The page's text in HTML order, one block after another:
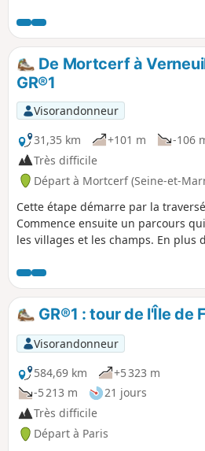
d'Argentières que traverse l'Yerres.
De Mortcerf à
GR®1
Visorandonneur
31,35 km
+101 m -106
Très difficile
Départ à Mortcerf (Seine-et-
Cette étape démarre par la
Commence ensuite un parcours
les villages et les champs. En plus
culturel et patrimonial avec
Comte, le Château de la
l'ancienne ligne de chemin de fer
Verneuil-l'Étang.
GR®1 : tour de l'Île de
Visorandonneur
584,69 km
+5 323 m
-5 213 m
21 jours
Très difficile
Départ à Paris